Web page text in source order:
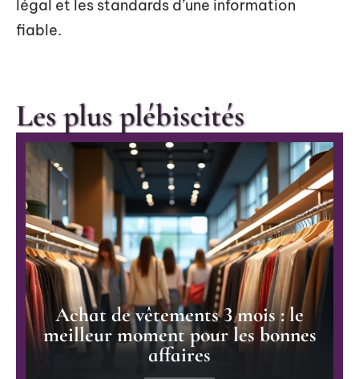
légal et les standards d’une information
fiable.
Les plus plébiscités
Achat de vêtements 3 mois : le
meilleur moment pour les bonnes
affaires